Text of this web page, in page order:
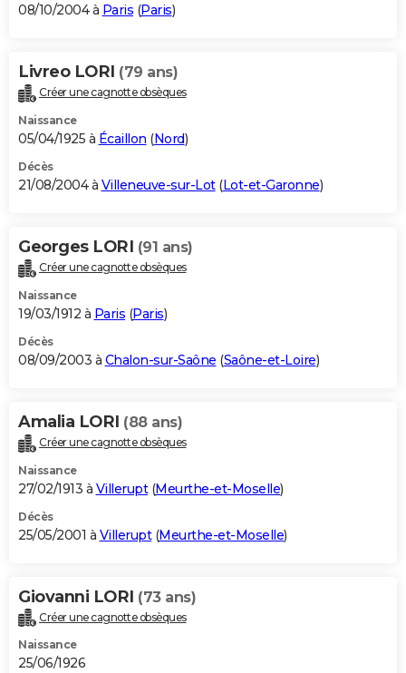
08/10/2004 à Paris (Paris)
Livreo LORI (79 ans)
Créer une cagnotte obsèques
Naissance
05/04/1925 à Écaillon (Nord)
Décès
21/08/2004 à Villeneuve-sur-Lot(Lot-et-Garonne)
Georges LORI (91 ans)
Créer une cagnotte obsèques
Naissance
19/03/1912 à Paris (Paris)
Décès
08/09/2003 à Chalon-sur-Saône (Saône-et-Loire)
Amalia LORI (88 ans)
Créer une cagnotte obsèques
Naissance
27/02/1913 à Villerupt(Meurthe-et-Moselle)
Décès
25/05/2001 à Villerupt(Meurthe-et-Moselle)
Giovanni LORI (73 ans)
Créer une cagnotte obsèques
Naissance
25/06/1926